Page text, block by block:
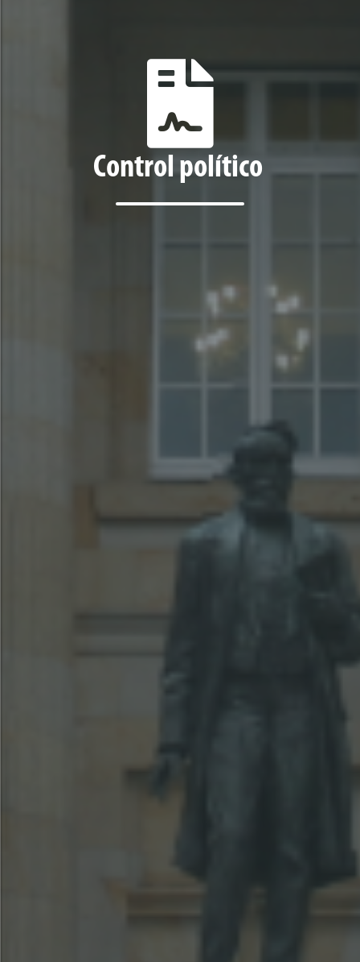
Control político